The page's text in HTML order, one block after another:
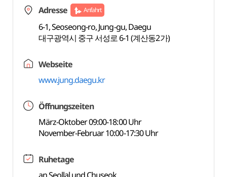
Adresse Anfahrt
6-1, Seoseong-ro, Jung-gu, Daegu
대구광역시 중구 서성로 6-1 (계산동2가)
Webseite
www.jung.daegu.kr
Öffnungszeiten
März-Oktober 09:00-18:00 Uhr
November-Februar 10:00-17:30 Uhr
Ruhetage